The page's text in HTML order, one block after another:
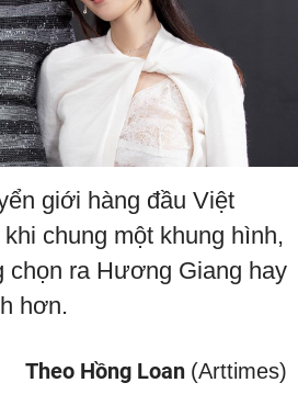
giới hàng đầu Việt
chung một khung hình,
chọn ra Hương Giang hay
hơn.
Theo Hồng Loan (Arttimes)